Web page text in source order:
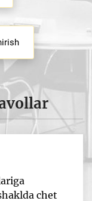
chet